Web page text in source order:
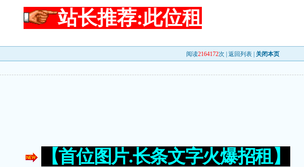
站长推荐:此位租
阅读2164172次 |返回列表 关闭本页
【首位图片.长条文字火爆招租】